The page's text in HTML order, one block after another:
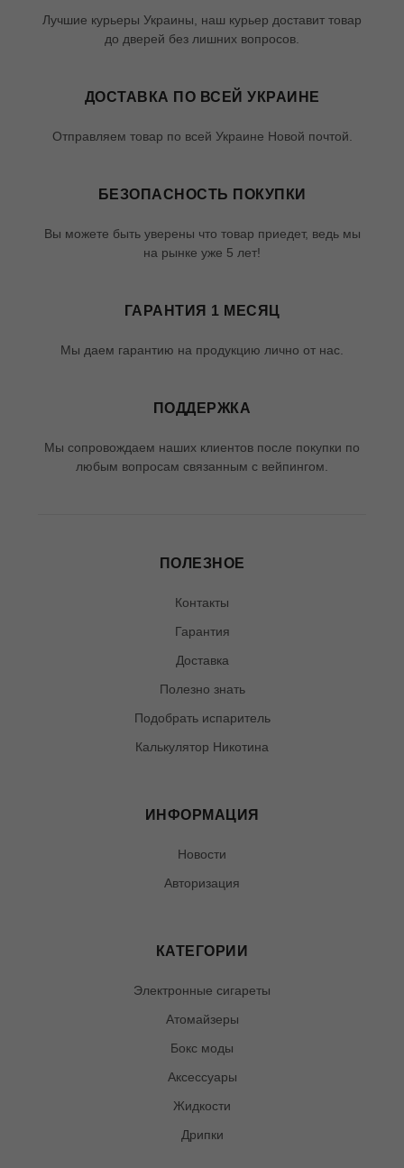
Лучшие курьеры Украины, наш курьер доставит товар
до дверей без лишних вопросов.
ДОСТАВКА ПО ВСЕЙ УКРАИНЕ
Отправляем товар по всей Украине Новой почтой.
БЕЗОПАСНОСТЬ ПОКУПКИ
Вы можете быть уверены что товар приедет, ведь мы
на рынке уже 5 лет!
ГАРАНТИЯ 1 МЕСЯЦ
Мы даем гарантию на продукцию лично от нас.
ПОДДЕРЖКА
Мы сопровождаем наших клиентов после покупки по
любым вопросам связанным с вейпингом.
ПОЛЕЗНОЕ
Контакты
Гарантия
Доставка
Полезно знать
Подобрать испаритель
Калькулятор Никотина
ИНФОРМАЦИЯ
Новости
Авторизация
КАТЕГОРИИ
Электронные сигареты
Атомайзеры
Бокс моды
Аксессуары
Жидкости
Дрипки